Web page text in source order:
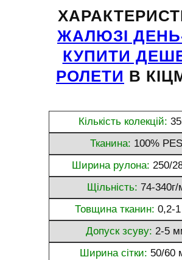
ЖАЛЮЗІ
КУПИТИ
РОЛЕТИ В
Кількість колекцій:
Тканина: 100% PES
Ширина рулона: 250/
Щільність: 74-340г/
Товщина тканин: 0,2-
Допуск зсуву: 2-5
Ширина сітки: 50/60